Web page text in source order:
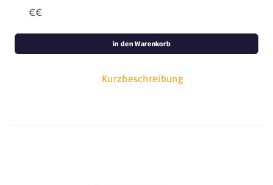
€€
Kurzbeschreibung
in den Warenkorb